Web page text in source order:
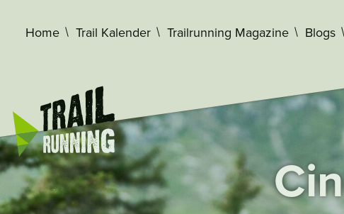
Home Trail Kalender Trailrunning Magazine Blogs